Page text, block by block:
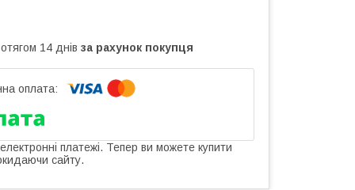
14 днів за рахунок покупця
платежі. Тепер ви можете купити
сайту.